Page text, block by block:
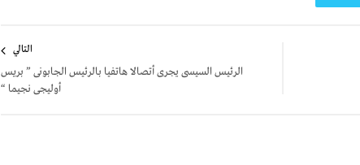
التالي
الرئيس السيسى يجرى أتصالا هاتفيا بالرئيس الجابونى ” بريس
أوليجى نجيما “